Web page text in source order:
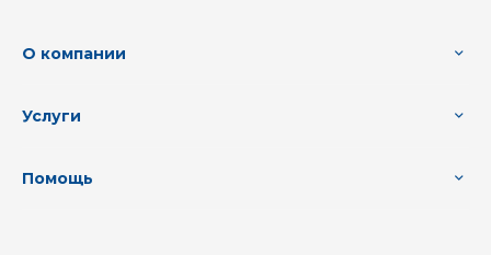
О компании
Услуги
Помощь